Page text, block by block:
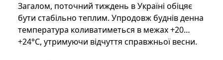
Загалом, поточний тиждень в Україні обіцяє
бути стабільно теплим. Упродовж буднів денна
температура коливатиметься в межах +20…
+24°C, утримуючи відчуття справжньої весни.